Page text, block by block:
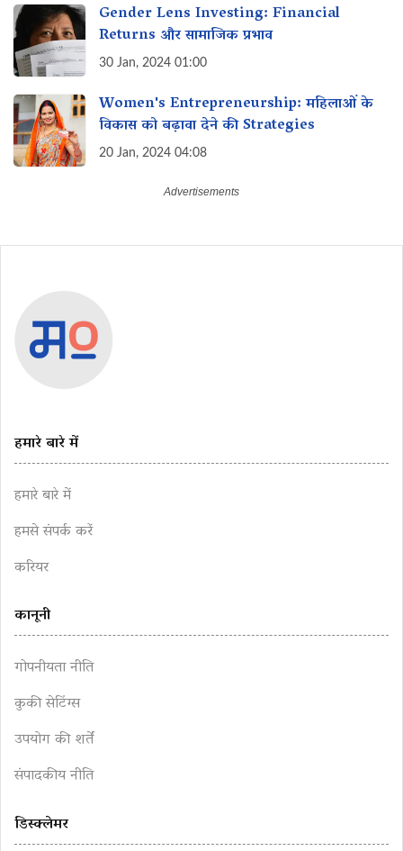
Gender Lens Investing: Financial
Returns और सामाजिक प्रभाव
30 Jan, 2024 01:00
Women's Entrepreneurship: महिलाओं के
विकास को बढ़ावा देने की Strategies
20 Jan, 2024 04:08
हमारे बारे में
हमारे बारे में
हमसे संपर्क करें
करियर
कानूनी
गोपनीयता नीति
कुकी सेटिंग्स
उपयोग की शर्तें
संपादकीय नीति
डिस्क्लेमर